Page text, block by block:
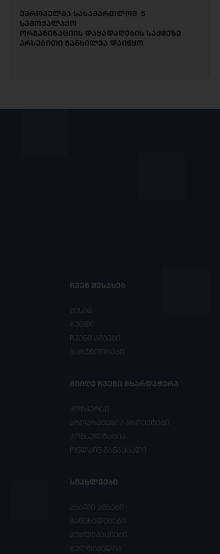
ევროპულმა სასამართლომ 5
სამოქალაქო
ორგანიზაციის დაყადაღების საქმეზე
არსებითი განხილვა დაიწყო
ᲩᲕᲔᲜ ᲨᲔᲡᲐᲮᲔᲑ
მისია
გუნდი
ჩვენი ამბები
პარტნიორები
ᲛᲘᲘᲦᲔ ᲩᲕᲔᲜᲘ ᲛᲮᲐᲠᲓᲐᲭᲔᲠᲐ
კონკურსი
პროგრამები / პროექტები
კონსულტაცია
ონლაინ განაცხადი
ᲡᲘᲐᲮᲚᲔᲔᲑᲘ
ახალი ამბები
განცხადებები
პუბლიკაციები
მულტიმედია